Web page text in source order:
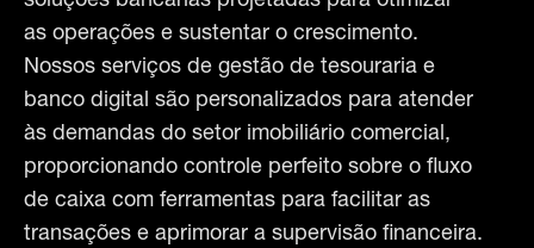
as operações e sustentar o crescimento.
Nossos serviços de gestão de tesouraria e
banco digital são personalizados para atender
às demandas do setor imobiliário comercial,
proporcionando controle perfeito sobre o fluxo
de caixa com ferramentas para facilitar as
transações e aprimorar a supervisão financeira.